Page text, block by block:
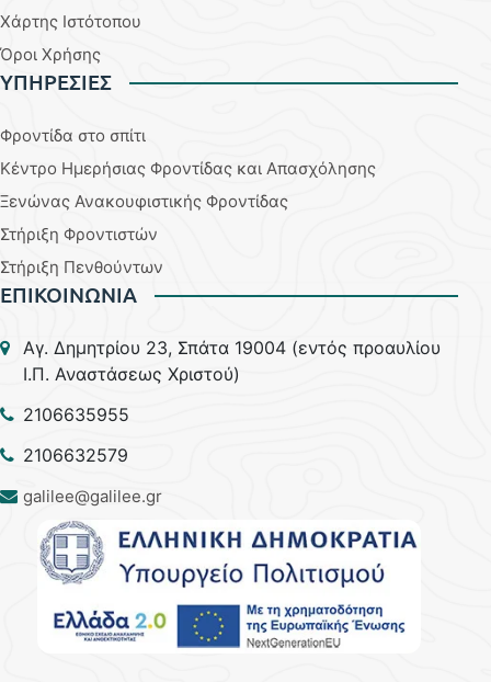
Χάρτης Ιστότοπου
Όροι Χρήσης
YΠΗΡΕΣΙΕΣ
Φροντίδα στο σπίτι
Κέντρο Ημερήσιας Φροντίδας και Απασχόλησης
Ξενώνας Ανακουφιστικής Φροντίδας
Στήριξη Φροντιστών
Στήριξη Πενθούντων
ΕΠΙΚΟΙΝΩΝΙΑ
Aγ. Δημητρίου 23, Σπάτα 19004 (εντός προαυλίου
Ι.Π. Αναστάσεως Χριστού)
2106635955
2106632579
galilee@galilee.gr